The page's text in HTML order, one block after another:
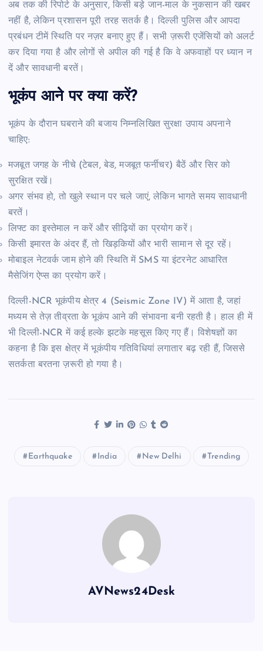
अब तक की रिपोर्ट के अनुसार, किसी बड़े जान-माल के नुकसान की खबर
नहीं है, लेकिन प्रशासन पूरी तरह सतर्क है। दिल्ली पुलिस और आपदा
प्रबंधन टीमें स्थिति पर नज़र बनाए हुए हैं। सभी ज़रूरी एजेंसियों को अलर्ट
कर दिया गया है और लोगों से अपील की गई है कि वे अफवाहों पर ध्यान न
दें और सावधानी बरतें।
भूकंप आने पर क्या करें?
भूकंप के दौरान घबराने की बजाय निम्नलिखित सुरक्षा उपाय अपनाने
चाहिए:
मजबूत जगह के नीचे (टेबल, बेड, मजबूत फर्नीचर) बैठें और सिर को
सुरक्षित रखें।
अगर संभव हो, तो खुले स्थान पर चले जाएं, लेकिन भागते समय सावधानी
बरतें।
लिफ्ट का इस्तेमाल न करें और सीढ़ियों का प्रयोग करें।
किसी इमारत के अंदर हैं, तो खिड़कियों और भारी सामान से दूर रहें।
मोबाइल नेटवर्क जाम होने की स्थिति में SMS या इंटरनेट आधारित
मैसेजिंग ऐप्स का प्रयोग करें।
दिल्ली-NCR भूकंपीय क्षेत्र 4 (Seismic Zone IV) में आता है, जहां
मध्यम से तेज़ तीव्रता के भूकंप आने की संभावना बनी रहती है। हाल ही में
भी दिल्ली-NCR में कई हल्के झटके महसूस किए गए हैं। विशेषज्ञों का
कहना है कि इस क्षेत्र में भूकंपीय गतिविधियां लगातार बढ़ रही हैं, जिससे
सतर्कता बरतना ज़रूरी हो गया है।
Earthquake India New Delhi Trending
AVNews24Desk